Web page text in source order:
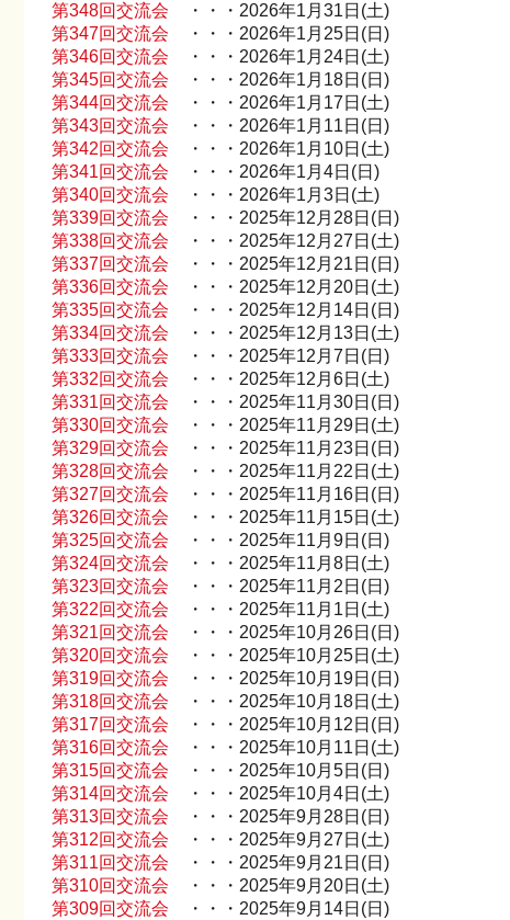
第348回交流会 ・・・2026年1月31日(土)
第347回交流会 ・・・2026年1月25日(日)
第346回交流会 ・・・2026年1月24日(土)
第345回交流会 ・・・2026年1月18日(日)
第344回交流会 ・・・2026年1月17日(土)
第343回交流会 ・・・2026年1月11日(日)
第342回交流会 ・・・2026年1月10日(土)
第341回交流会 ・・・2026年1月4日(日)
第340回交流会 ・・・2026年1月3日(土)
第339回交流会 ・・・2025年12月28日(日)
第338回交流会 ・・・2025年12月27日(土)
第337回交流会 ・・・2025年12月21日(日)
第336回交流会 ・・・2025年12月20日(土)
第335回交流会 ・・・2025年12月14日(日)
第334回交流会 ・・・2025年12月13日(土)
第333回交流会 ・・・2025年12月7日(日)
第332回交流会 ・・・2025年12月6日(土)
第331回交流会 ・・・2025年11月30日(日)
第330回交流会 ・・・2025年11月29日(土)
第329回交流会 ・・・2025年11月23日(日)
第328回交流会 ・・・2025年11月22日(土)
第327回交流会 ・・・2025年11月16日(日)
第326回交流会 ・・・2025年11月15日(土)
第325回交流会 ・・・2025年11月9日(日)
第324回交流会 ・・・2025年11月8日(土)
第323回交流会 ・・・2025年11月2日(日)
第322回交流会 ・・・2025年11月1日(土)
第321回交流会 ・・・2025年10月26日(日)
第320回交流会 ・・・2025年10月25日(土)
第319回交流会 ・・・2025年10月19日(日)
第318回交流会 ・・・2025年10月18日(土)
第317回交流会 ・・・2025年10月12日(日)
第316回交流会 ・・・2025年10月11日(土)
第315回交流会 ・・・2025年10月5日(日)
第314回交流会 ・・・2025年10月4日(土)
第313回交流会 ・・・2025年9月28日(日)
第312回交流会 ・・・2025年9月27日(土)
第311回交流会 ・・・2025年9月21日(日)
第310回交流会 ・・・2025年9月20日(土)
第309回交流会 ・・・2025年9月14日(日)